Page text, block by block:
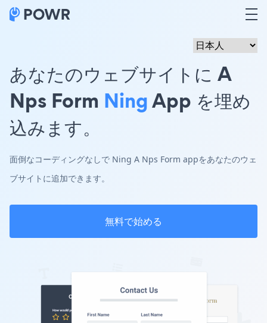
あなたのウェブサイトに A
Nps Form NingApp を埋め
込みます。
面倒なコーディングなしで Ning A Nps Form appをあなたのウェ
ブサイトに追加できます。
無料で始める